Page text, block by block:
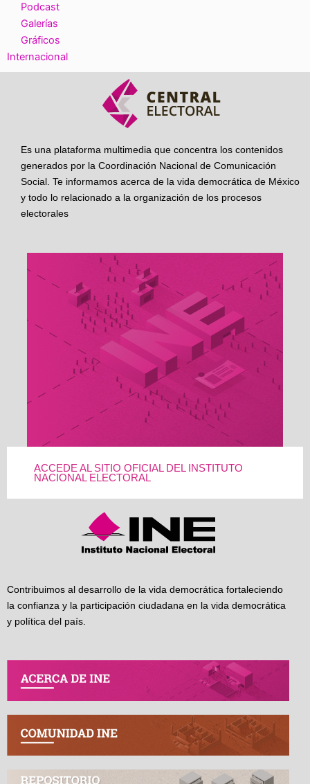
Podcast
Galerías
Gráficos
Internacional
Es una plataforma multimedia que concentra los contenidos
generados por la Coordinación Nacional de Comunicación
Social. Te informamos acerca de la vida democrática de México
y todo lo relacionado a la organización de los procesos
electorales
ACCEDE AL SITIO OFICIAL DEL INSTITUTO
NACIONAL ELECTORAL
Contribuimos al desarrollo de la vida democrática fortaleciendo
la confianza y la participación ciudadana en la vida democrática
y política del país.